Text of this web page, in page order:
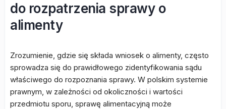
do rozpatrzenia sprawy o
alimenty
Zrozumienie, gdzie się składa wniosek o alimenty, często
sprowadza się do prawidłowego zidentyfikowania sądu
właściwego do rozpoznania sprawy. W polskim systemie
prawnym, w zależności od okoliczności i wartości
przedmiotu sporu, sprawę alimentacyjną może